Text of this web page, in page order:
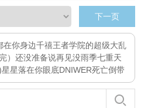
下一页
在你身边千禧王者学院的超级大乱
） 还没准备说再见没雨季七重天
星星落在你眼底DNIWER死亡倒带